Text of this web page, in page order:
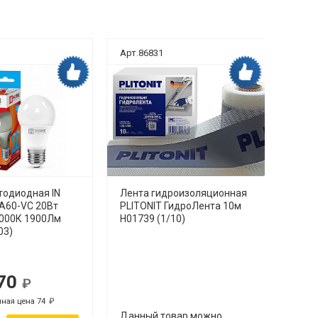
IN
VC 20Вт
1900Лм
цена 74
Арт.86831
Лента гидроизоляционная
PLITONIT ГидроЛента 10м
H01739 (1/10)
Данный товар можно
Р
Р
Дока рекомендует Дока рекомендует